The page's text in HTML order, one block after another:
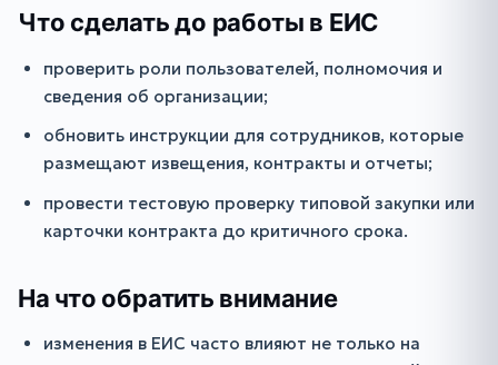
Что сделать до работы в ЕИС
проверить роли пользователей, полномочия и
сведения об организации;
обновить инструкции для сотрудников, которые
размещают извещения, контракты и отчеты;
провести тестовую проверку типовой закупки или
карточки контракта до критичного срока.
На что обратить внимание
изменения в ЕИС часто влияют не только на